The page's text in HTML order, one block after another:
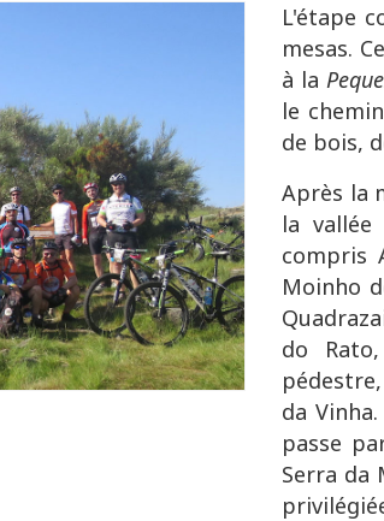
L'étape
mesas.
à la
le
de bois,
Après la
la
compris
Moinho
do
da
passe
Serra da